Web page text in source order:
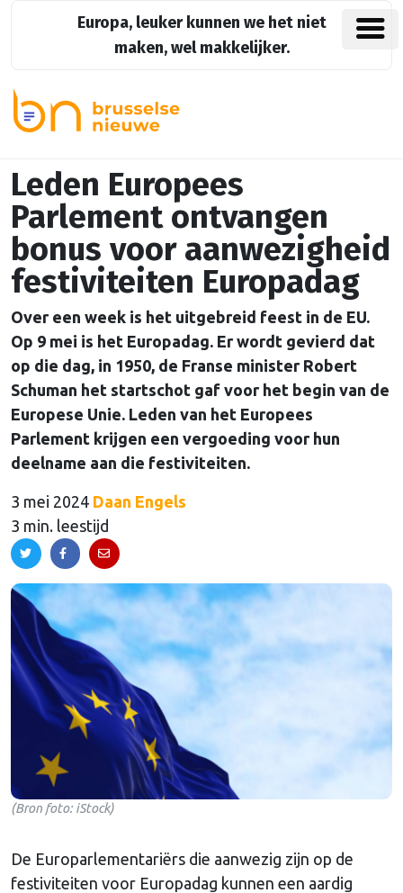
Europa, leuker kunnen we het niet
maken, wel makkelijker.
Leden Europees
Parlement ontvangen
bonus voor aanwezigheid
festiviteiten Europadag
Over een week is het uitgebreid feest in de EU.
Op 9 mei is het Europadag. Er wordt gevierd dat
op die dag, in 1950, de Franse minister Robert
Schuman het startschot gaf voor het begin van de
Europese Unie. Leden van het Europees
Parlement krijgen een vergoeding voor hun
deelname aan die festiviteiten.
3 mei 2024 Daan Engels
3 min. leestijd
(Bron foto: iStock)
De Europarlementariërs die aanwezig zijn op de
festiviteiten voor Europadag kunnen een aardig